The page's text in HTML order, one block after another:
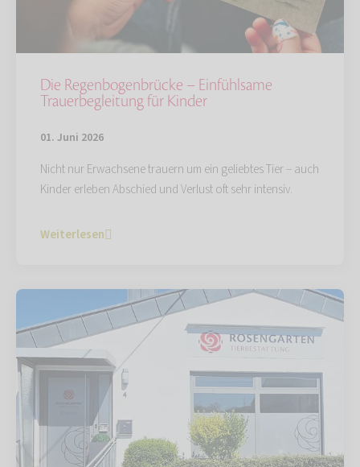
Die Regenbogenbrücke – Einfühlsame
Trauerbegleitung für Kinder
01. Juni 2026
Nicht nur Erwachsene trauern um ein geliebtes Tier – auch
Kinder erleben Abschied und Verlust oft sehr intensiv.
Weiterlesen